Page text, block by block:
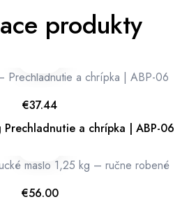
produkty
a chrípka | ABP-06
€37.44
€56.00